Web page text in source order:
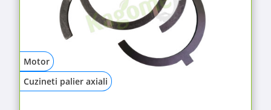
Motor
Cuzineti palier axiali